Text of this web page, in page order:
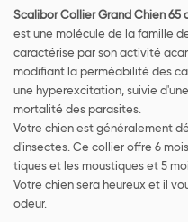
Scalibor Collier Grand Chien 65
est une molécule de la famille
caractérise par son activité
modifiant la perméabilité des
une hyperexcitation, suivie
mortalité des parasites.
Votre chien est généralement
d'insectes. Ce collier offre 6
tiques et les moustiques et 5
Votre chien sera heureux et il
odeur.